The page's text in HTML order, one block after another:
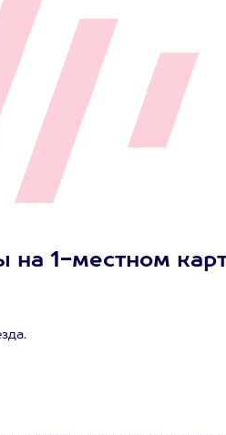
на 1-местном